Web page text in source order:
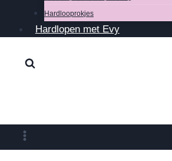
Hardlooprokjes
Hardlopen met Evy